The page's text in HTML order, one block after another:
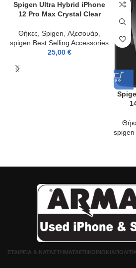
Spigen Ultra Hybrid iPhone
12 Pro Max Crystal Clear
Θήκες Spigen Αξεσουάρ
spigen Best Selling Accessories
25,00 €
spigen
ΕΤΑΙΡΕΊΑ & ΚΑΤΑΣΤΉΜΑΤΑΕΠΙΚΟΙΝΩΝΊΑ